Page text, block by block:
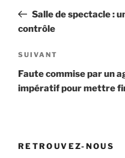
l’article
précédent
Salle de spectacle :
contrôle
Article
suivant
SUIVANT
Faute commise par un
impératif pour mettre
RETROUVEZ-NOUS